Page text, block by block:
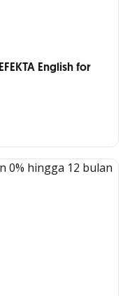
English for